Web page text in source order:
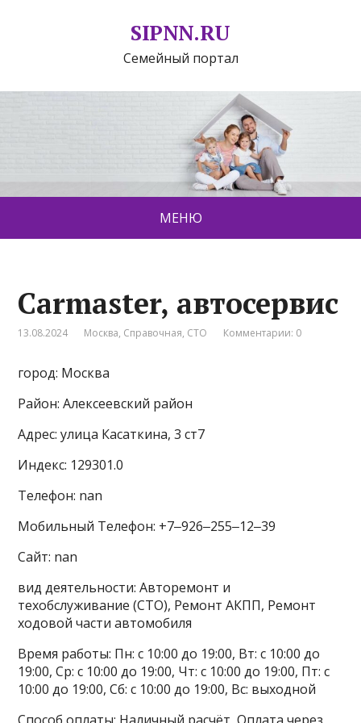
SIPNN.RU
Семейный портал
МЕНЮ
Carmaster, автосервис
13.08.2024 Москва, Справочная, СТО Комментарии: 0
город: Москва
Район: Алексеевский район
Адрес: улица Касаткина, 3 ст7
Индекс: 129301.0
Телефон: nan
Мобильный Телефон: +7‒926‒255‒12‒39
Сайт: nan
вид деятельности: Авторемонт и
техобслуживание (СТО), Ремонт АКПП, Ремонт
ходовой части автомобиля
Время работы: Пн: с 10:00 до 19:00, Вт: с 10:00 до
19:00, Ср: с 10:00 до 19:00, Чт: с 10:00 до 19:00, Пт: с
10:00 до 19:00, Сб: с 10:00 до 19:00, Вс: выходной